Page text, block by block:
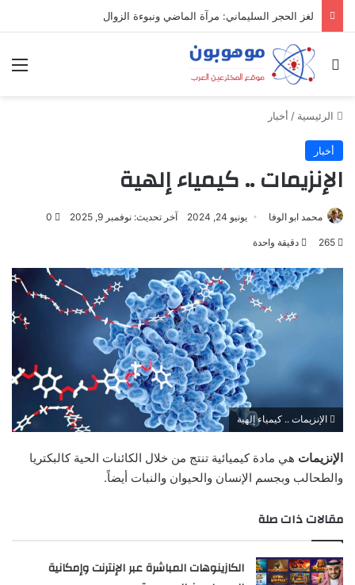
لغز الحجر السليماني: مرآة الماضي ونبوءة الزوال
بحث عن
الرئيسية / أخبار
أخبار
الإنزيمات .. كيمياء إلهية
محمد ابو الوفا يونيو 24, 2024 آخر تحديث: نوفمبر 9, 2025 0
265 دقيقة واحدة
الإنزيمات .. كيمياء إلهية
الإنزيمات هي مادة كيميائية تنتج من خلال الكائنات الحية كالبكتريا
والطحالب وبجسم الإنسان والحيوان والنبات أيضاً.
مقالات ذات صلة
الكازينوهات المباشرة عبر الإنترنت وإمكانية